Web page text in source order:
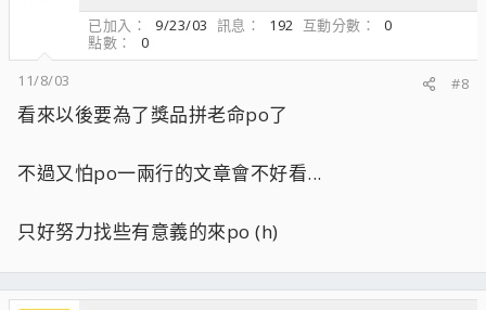
已加入
9/23/03 訊息 192 互動分數
0
點數
0
11/8/03
#8
看來以後要為了獎品拼老命po了
不過又怕po一兩行的文章會不好看...
只好努力找些有意義的來po (h)